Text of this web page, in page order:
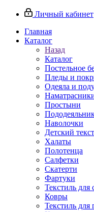
Личный кабинет
Главная
Каталог
Назад
Каталог
Постельное
Пледы и
Одеяла и
Простыни
Наволочки
Детский
Халаты
Полотенца
Салфетки
Скатерти
Фартуки
Текстиль для
Ковры
Текстиль для